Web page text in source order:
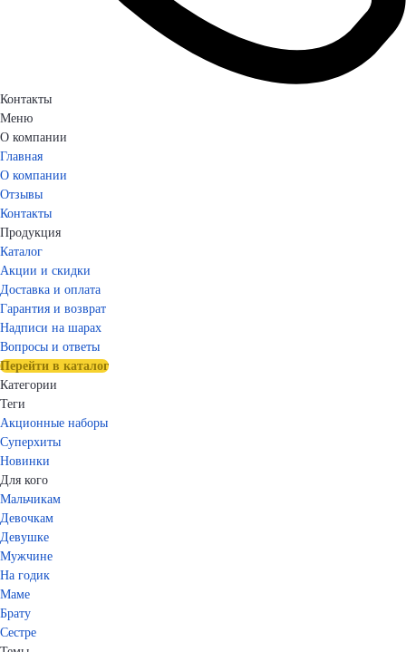
Контакты
Меню
О компании
Главная
О компании
Отзывы
Контакты
Продукция
Каталог
Акции и скидки
Доставка и оплата
Гарантия и возврат
Надписи на шарах
Вопросы и ответы
Перейти в каталог
Категории
Теги
Акционные наборы
Суперхиты
Новинки
Для кого
Мальчикам
Девочкам
Девушке
Мужчине
На годик
Маме
Брату
Сестре